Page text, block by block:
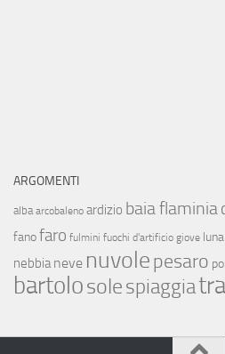
ARGOMENTI
alba arcobaleno ardizio baia flaminia
fanofaro fulmini fuochi d'artificio giove luna
nebbia neve nuvolepesaro
bartolosolespiaggia